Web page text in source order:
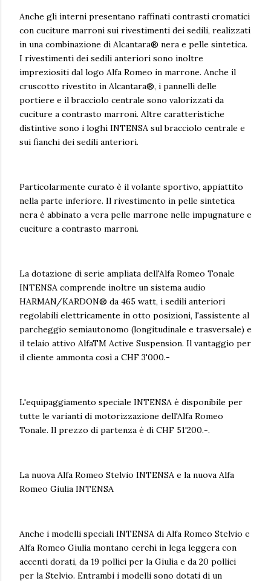
Anche gli interni presentano raffinati contrasti cromatici
con cuciture marroni sui rivestimenti dei sedili, realizzati
in una combinazione di Alcantara® nera e pelle sintetica.
I rivestimenti dei sedili anteriori sono inoltre
impreziositi dal logo Alfa Romeo in marrone. Anche il
cruscotto rivestito in Alcantara®, i pannelli delle
portiere e il bracciolo centrale sono valorizzati da
cuciture a contrasto marroni. Altre caratteristiche
distintive sono i loghi INTENSA sul bracciolo centrale e
sui fianchi dei sedili anteriori.
Particolarmente curato è il volante sportivo, appiattito
nella parte inferiore. Il rivestimento in pelle sintetica
nera è abbinato a vera pelle marrone nelle impugnature e
cuciture a contrasto marroni.
La dotazione di serie ampliata dell'Alfa Romeo Tonale
INTENSA comprende inoltre un sistema audio
HARMAN/KARDON® da 465 watt, i sedili anteriori
regolabili elettricamente in otto posizioni, l'assistente al
parcheggio semiautonomo (longitudinale e trasversale) e
il telaio attivo AlfaTM Active Suspension. Il vantaggio per
il cliente ammonta così a CHF 3'000.-
L'equipaggiamento speciale INTENSA è disponibile per
tutte le varianti di motorizzazione dell'Alfa Romeo
Tonale. Il prezzo di partenza è di CHF 51'200.-.
La nuova Alfa Romeo Stelvio INTENSA e la nuova Alfa
Romeo Giulia INTENSA
Anche i modelli speciali INTENSA di Alfa Romeo Stelvio e
Alfa Romeo Giulia montano cerchi in lega leggera con
accenti dorati, da 19 pollici per la Giulia e da 20 pollici
per la Stelvio. Entrambi i modelli sono dotati di un